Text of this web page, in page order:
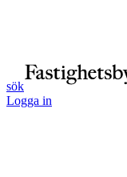
sök
Logga in